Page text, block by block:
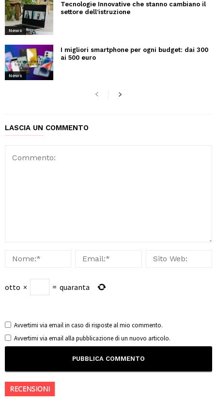
News
Tecnologie Innovative che stanno cambiano il
settore dell’istruzione
News
I migliori smartphone per ogni budget: dai 300
ai 500 euro
LASCIA UN COMMENTO
otto × = quaranta
Avvertimi via email in caso di risposte al mio commento.
Avvertimi via email alla pubblicazione di un nuovo articolo.
RECENSIONI